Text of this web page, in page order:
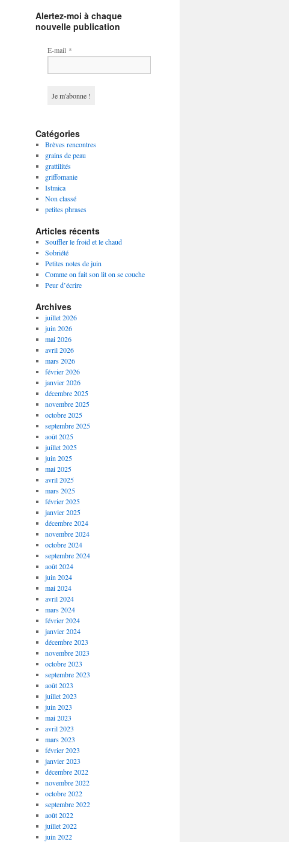
Alertez-moi à chaque
nouvelle publication
E-mail *
Catégories
Brèves rencontres
grains de peau
grattilités
griffomanie
Istmica
Non classé
petites phrases
Articles récents
Souffler le froid et le chaud
Sobriété
Petites notes de juin
Comme on fait son lit on se couche
Peur d’écrire
Archives
juillet 2026
juin 2026
mai 2026
avril 2026
mars 2026
février 2026
janvier 2026
décembre 2025
novembre 2025
octobre 2025
septembre 2025
août 2025
juillet 2025
juin 2025
mai 2025
avril 2025
mars 2025
février 2025
janvier 2025
décembre 2024
novembre 2024
octobre 2024
septembre 2024
août 2024
juin 2024
mai 2024
avril 2024
mars 2024
février 2024
janvier 2024
décembre 2023
novembre 2023
octobre 2023
septembre 2023
août 2023
juillet 2023
juin 2023
mai 2023
avril 2023
mars 2023
février 2023
janvier 2023
décembre 2022
novembre 2022
octobre 2022
septembre 2022
août 2022
juillet 2022
juin 2022